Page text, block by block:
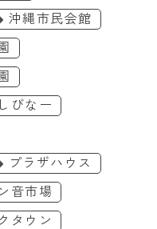
沖縄市民会館
びなー
プラザハウス
音市場
タウン